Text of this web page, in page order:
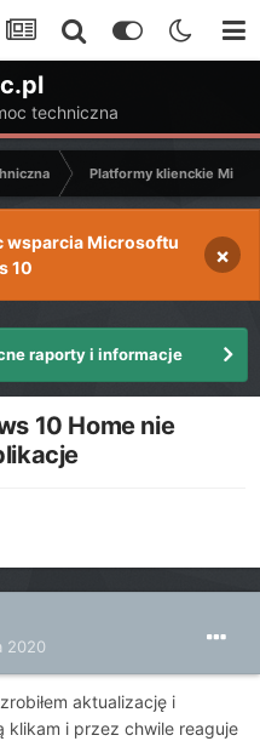
techniczna
Platformy klienckie
wsparcia Microsoftu
10
×
raporty i informacje
10 Home nie
2020
aktualizację i
klikam i przez chwile reaguje